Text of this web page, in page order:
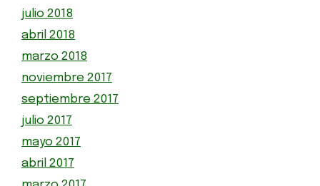
julio 2018
abril 2018
marzo 2018
noviembre 2017
septiembre 2017
julio 2017
mayo 2017
abril 2017